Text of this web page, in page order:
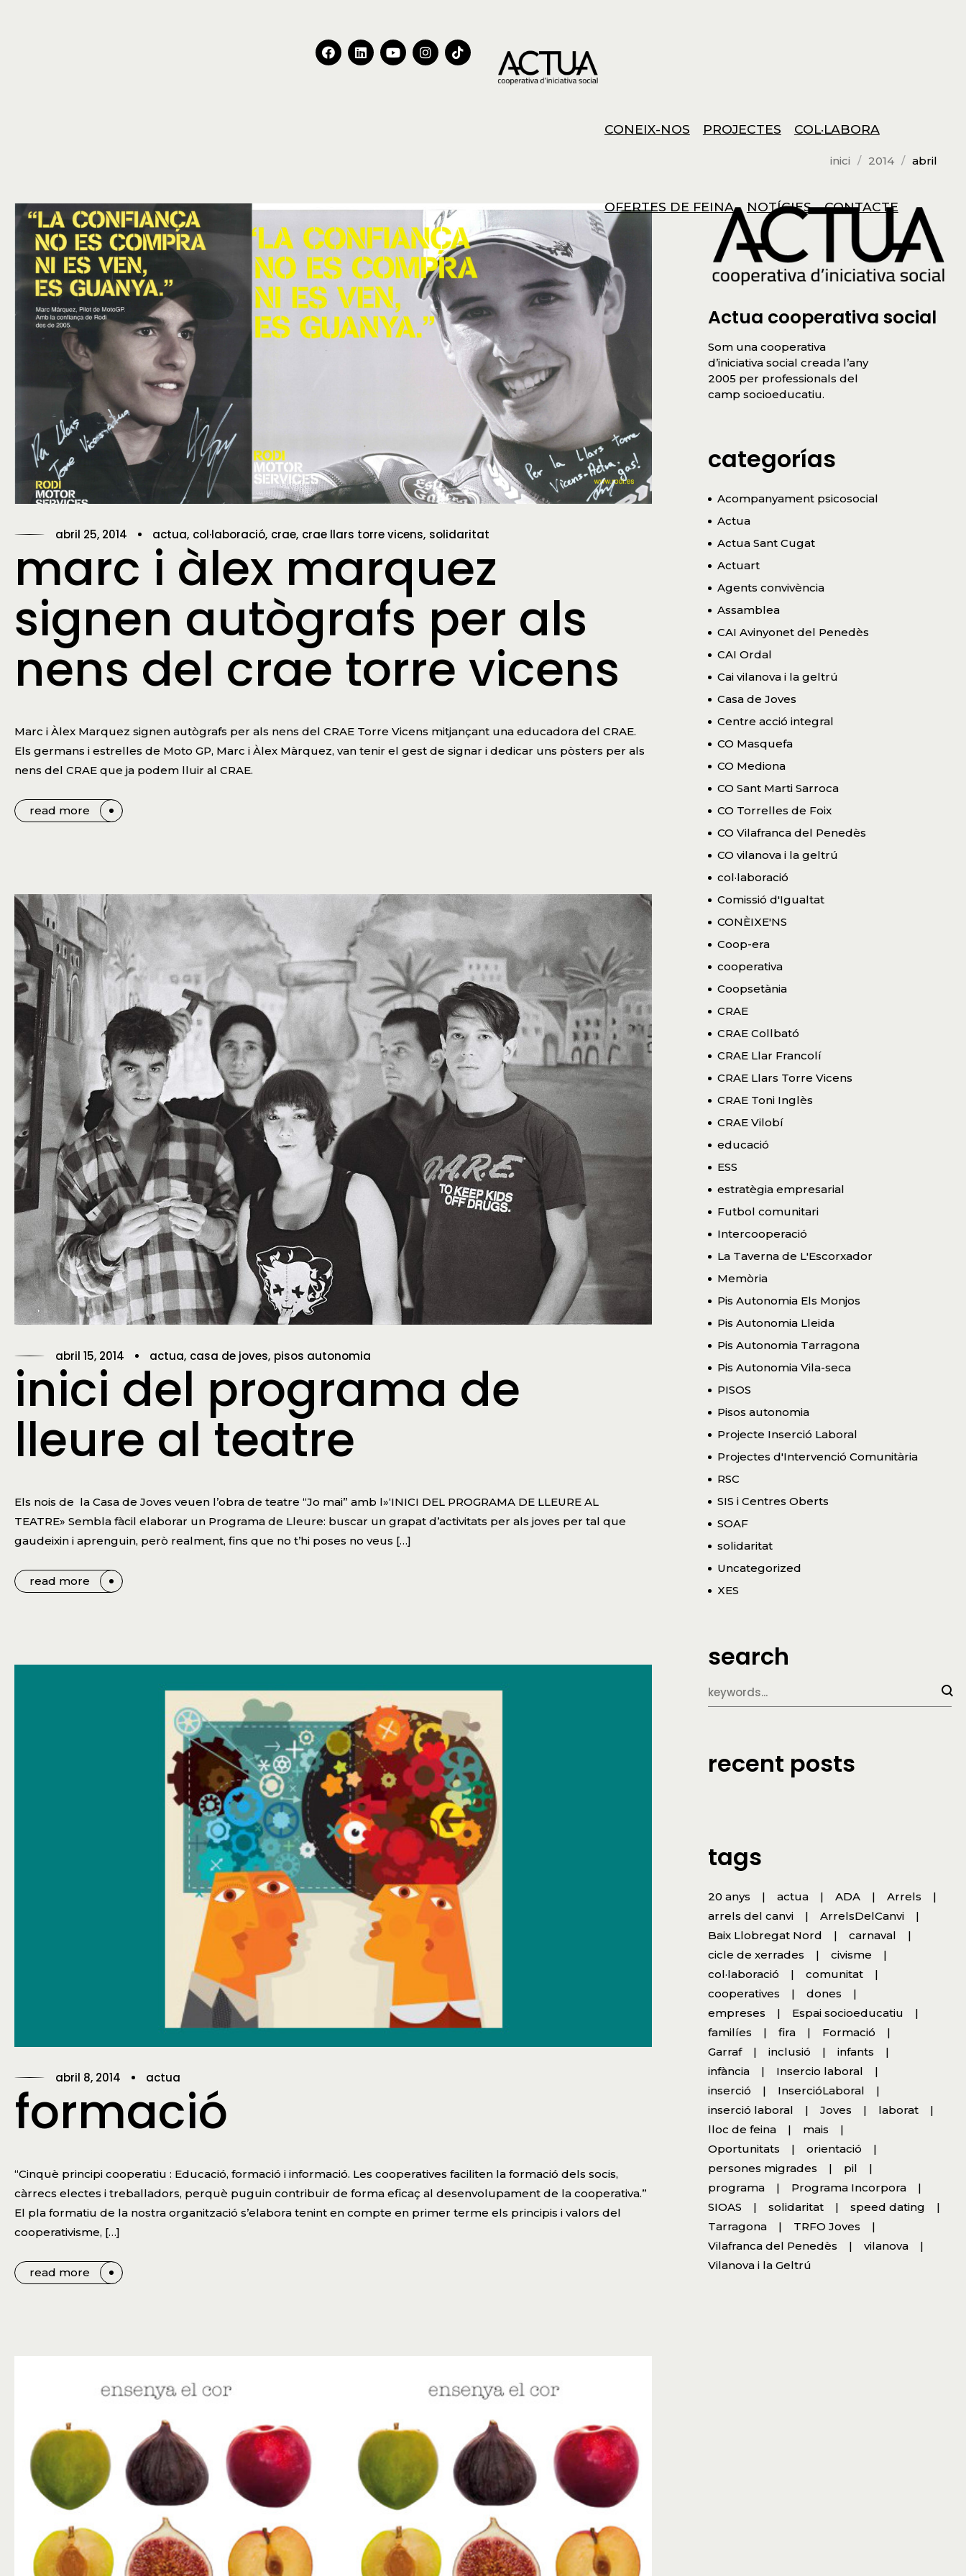
CONEIX-NOS PROJECTES COL·LABORA
OFERTES DE FEINA NOTÍCIES CONTACTE
inici 2014 abril
abril 25, 2014 actua col·laboració crae crae llars torre vicens solidaritat
marc i àlex marquez
signen autògrafs per als
nens del crae torre vicens
Marc i Àlex Marquez signen autògrafs per als nens del CRAE Torre Vicens mitjançant una educadora del CRAE.
Els germans i estrelles de Moto GP, Marc i Àlex Màrquez, van tenir el gest de signar i dedicar uns pòsters per als
nens del CRAE que ja podem lluir al CRAE.
read more
abril 15, 2014 actua casa de joves pisos autonomia
inici del programa de
lleure al teatre
Els nois de la Casa de Joves veuen l’obra de teatre “Jo mai” amb l»‘INICI DEL PROGRAMA DE LLEURE AL
TEATRE» Sembla fàcil elaborar un Programa de Lleure: buscar un grapat d’activitats per als joves per tal que
gaudeixin i aprenguin, però realment, fins que no t’hi poses no veus […]
read more
abril 8, 2014 actua
formació
“Cinquè principi cooperatiu : Educació, formació i informació. Les cooperatives faciliten la formació dels socis,
càrrecs electes i treballadors, perquè puguin contribuir de forma eficaç al desenvolupament de la cooperativa.”
El pla formatiu de la nostra organització s’elabora tenint en compte en primer terme els principis i valors del
cooperativisme, […]
read more
Actua cooperativa social
Som una cooperativa
d’iniciativa social creada l’any
2005 per professionals del
camp socioeducatiu.
categorías
Acompanyament psicosocial
Actua
Actua Sant Cugat
Actuart
Agents convivència
Assamblea
CAI Avinyonet del Penedès
CAI Ordal
Cai vilanova i la geltrú
Casa de Joves
Centre acció integral
CO Masquefa
CO Mediona
CO Sant Marti Sarroca
CO Torrelles de Foix
CO Vilafranca del Penedès
CO vilanova i la geltrú
col·laboració
Comissió d'Igualtat
CONÈIXE'NS
Coop-era
cooperativa
Coopsetània
CRAE
CRAE Collbató
CRAE Llar Francolí
CRAE Llars Torre Vicens
CRAE Toni Inglès
CRAE Vilobí
educació
ESS
estratègia empresarial
Futbol comunitari
Intercooperació
La Taverna de L'Escorxador
Memòria
Pis Autonomia Els Monjos
Pis Autonomia Lleida
Pis Autonomia Tarragona
Pis Autonomia Vila-seca
PISOS
Pisos autonomia
Projecte Inserció Laboral
Projectes d'Intervenció Comunitària
RSC
SIS i Centres Oberts
SOAF
solidaritat
Uncategorized
XES
search
recent posts
tags
20 anys actua ADA
Arrels
arrels del canvi
ArrelsDelCanvi
Baix Llobregat Nord
carnaval
cicle de xerrades
civisme
col·laboració
comunitat
cooperatives
dones
empreses
Espai socioeducatiu
familíes
fira
Formació
Garraf
inclusió
infants
infància
Insercio laboral
inserció
InsercióLaboral
inserció laboral
Joves
laborat
lloc de feina
mais
Oportunitats
orientació
persones migrades
pil
programa
Programa Incorpora
SIOAS
solidaritat
speed dating
Tarragona
TRFO Joves
Vilafranca del Penedès
vilanova
Vilanova i la Geltrú